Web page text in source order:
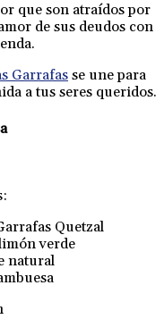
que son atraídos por
de sus deudos con
Garrafasse une para
a tus seres queridos.
Quetzal
verde
natural